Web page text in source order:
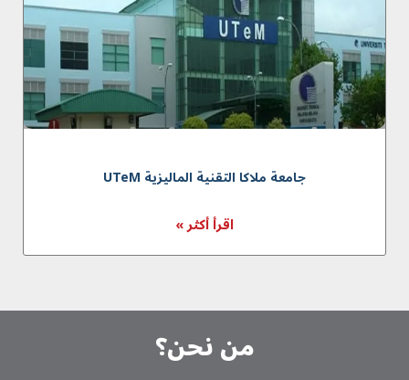
جامعة ملاكا التقنية الماليزية UTeM
اقرأ أكثر »
من نحن؟